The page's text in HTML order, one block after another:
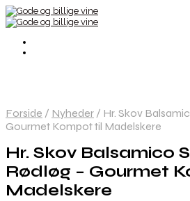
Forside / Nyheder / Hr. Skov
Gourmet Kompot til Madelskere
Hr. Skov Balsamico
Rødløg – Gourmet
Madelskere